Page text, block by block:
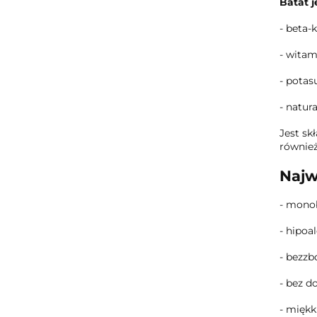
- beta-
-
-
-
Jest
-
-
-
- bez
-